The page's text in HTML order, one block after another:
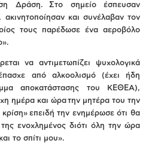
Δράση. Στο σημείο έσπευσαν
ακινητοποίησαν και συνέλαβαν τον
τους παρέδωσε ένα αεροβόλο
να αντιμετωπίζει ψυχολογικά
από αλκοολισμό (έχει ήδη
αποκατάστασης του ΚΕΘΕΑ),
ημέρα και ώρατην μητέρα του την
επειδή την ενημέρωσε ότι θα
ενοχλημένος διότι όλη την ώρα
το σπίτι μου».